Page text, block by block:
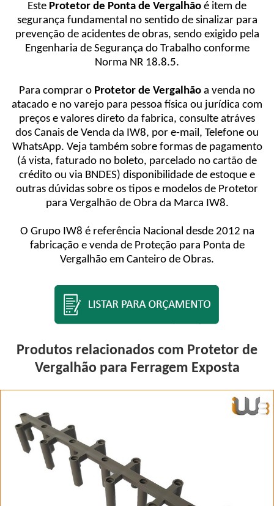
Este Protetor de Ponta de Vergalhão é item de
segurança fundamental no sentido de sinalizar para
prevenção de acidentes de obras, sendo exigido pela
Engenharia de Segurança do Trabalho conforme
Norma NR 18.8.5.
Para comprar o Protetor de Vergalhão a venda no
atacado e no varejo para pessoa física ou jurídica com
preços e valores direto da fabrica, consulte atráves
dos Canais de Venda da IW8, por e-mail, Telefone ou
WhatsApp. Veja também sobre formas de pagamento
(á vista, faturado no boleto, parcelado no cartão de
crédito ou via BNDES) disponibilidade de estoque e
outras dúvidas sobre os tipos e modelos de Protetor
para Vergalhão de Obra da Marca IW8.
O Grupo IW8 é referência Nacional desde 2012 na
fabricação e venda de Proteção para Ponta de
Vergalhão em Canteiro de Obras.
Produtos relacionados com Protetor de
Vergalhão para Ferragem Exposta